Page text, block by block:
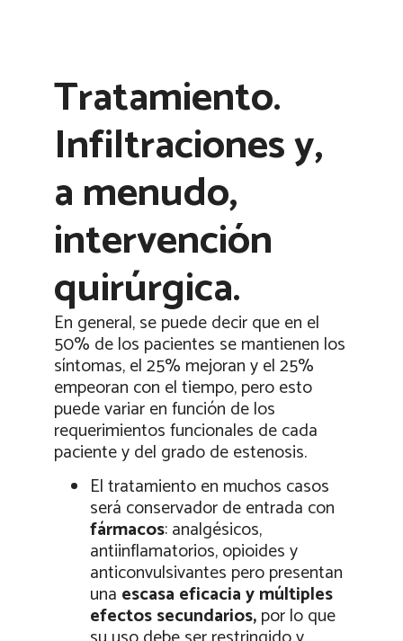
Tratamiento.
Infiltraciones y,
a menudo,
intervención
quirúrgica.
En general, se puede decir que en el
50% de los pacientes se mantienen los
síntomas, el 25% mejoran y el 25%
empeoran con el tiempo, pero esto
puede variar en función de los
requerimientos funcionales de cada
paciente y del grado de estenosis.
El tratamiento en muchos casos
será conservador de entrada con
fármacos: analgésicos,
antiinflamatorios, opioides y
anticonvulsivantes pero presentan
una escasa eficacia y múltiples
efectos secundarios,por lo que